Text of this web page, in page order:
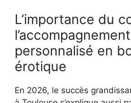
L’importance du
l’accompagnement
personnalisé en
érotique
En 2026, le succès